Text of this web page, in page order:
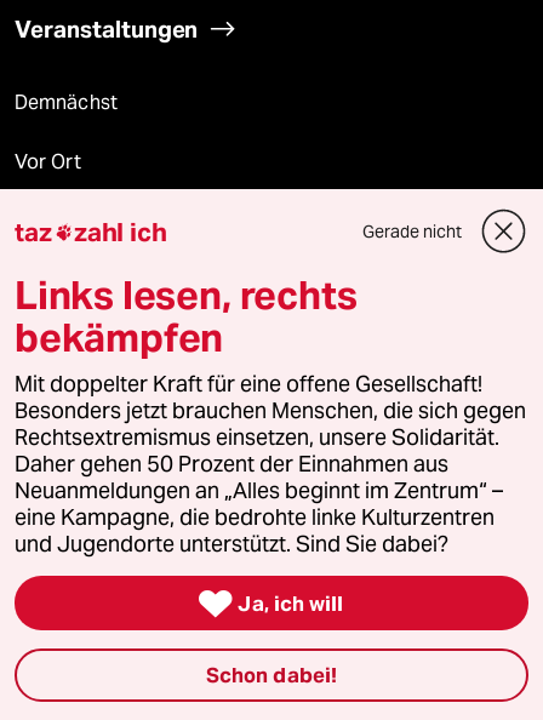
Veranstaltungen
Demnächst
Vor Ort
Live im Stream
Vergangene
taz lab 2027
Mehr taz Lesestoff
taz Blogs
taz FUTURZWEI
Le Monde diplomatique
taz Archiv
taz zahl ich Gerade nicht
Links lesen, rechts
bekämpfen
Mit doppelter Kraft für eine offene Gesellschaft!
Besonders jetzt brauchen Menschen, die sich gegen
Rechtsextremismus einsetzen, unsere Solidarität.
Daher gehen 50 Prozent der Einnahmen aus
Neuanmeldungen an „Alles beginnt im Zentrum“ –
eine Kampagne, die bedrohte linke Kulturzentren
und Jugendorte unterstützt. Sind Sie dabei?
 Ja, ich will
Schon dabei!